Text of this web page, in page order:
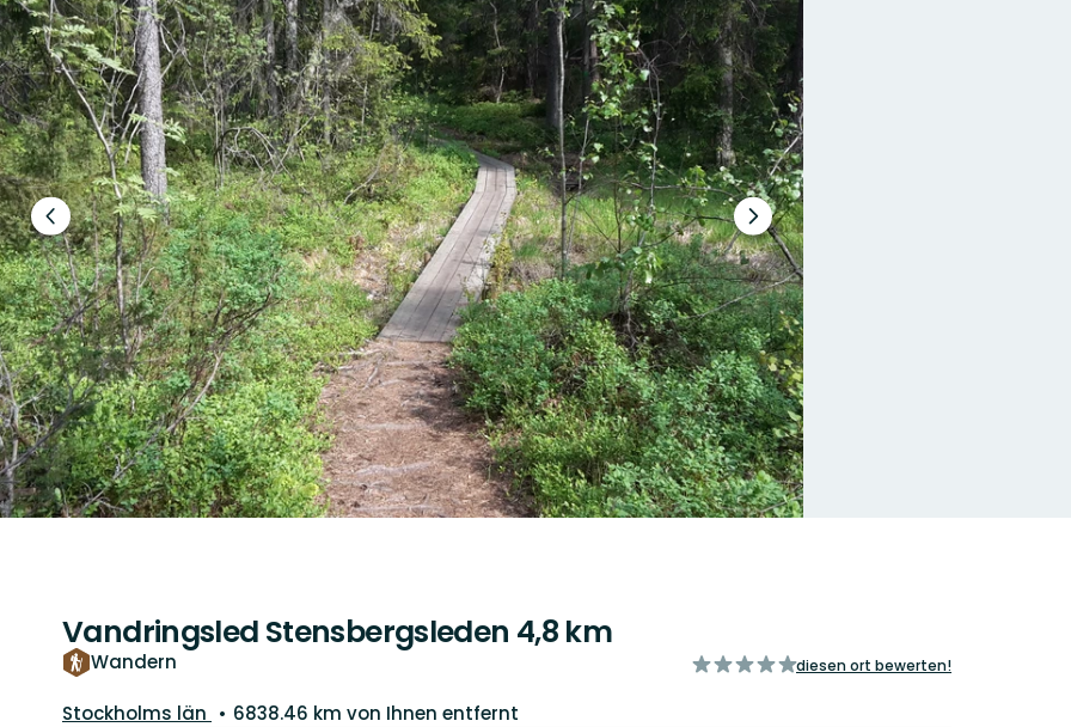
Vorheriger
Slide
Nächster
Slide
Vandringsled Stensbergsleden 4,8 km
Wandern
von
diesen ort bewerten!
Landkreis:
Stockholms län 6838.46 km von Ihnen entfernt